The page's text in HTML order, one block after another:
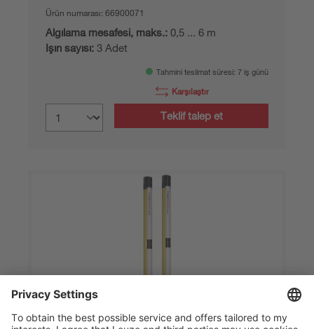
Ürün numarası: 66900071
Algılama mesafesi, maks.: 0,5 ... 6 m
Işın sayısı: 3 Adet
Tahmini teslimat süresi: 7 iş günü
Karşılaştır
Teklif talep et